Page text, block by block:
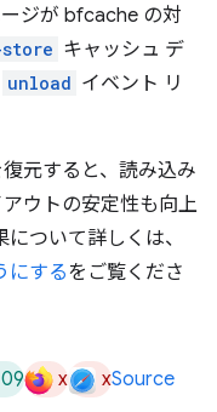
ジが bfcache の対
キャッシュ デ
unload イベント リ
元すると、読み込み
ウトの安定性も向上
ついて詳しくは、
にするをご覧くださ
x xSource